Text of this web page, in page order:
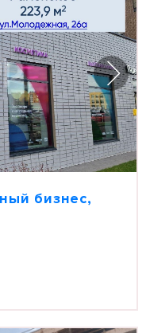
бизнес,